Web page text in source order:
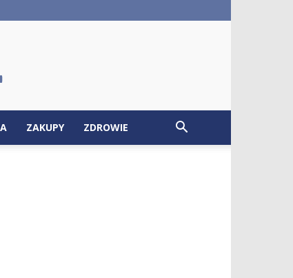
ZAKUPY ZDROWIE